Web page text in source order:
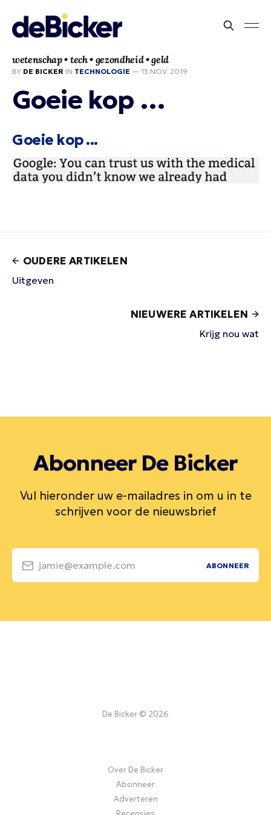
wetenschap • tech • gezondheid • geld
BY DE BICKER IN TECHNOLOGIE — 13 NOV. 2019
Goeie kop …
Goeie kop ...
OUDERE ARTIKELEN
Uitgeven
NIEUWERE ARTIKELEN
Krijg nou wat
Abonneer De Bicker
Vul hieronder uw e-mailadres in om u in te
schrijven voor de nieuwsbrief
jamie@example.com ABONNEER
De Bicker © 2026
Over De Bicker
Abonneer
Adverteren